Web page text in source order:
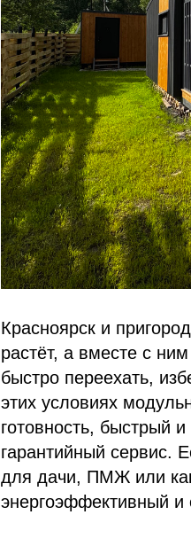
Красноярск и
растёт, а вместе с
быстро переехать,
этих условиях
готовность, быстрый
гарантийный сервис.
для дачи, ПМЖ или
энергоэффективный